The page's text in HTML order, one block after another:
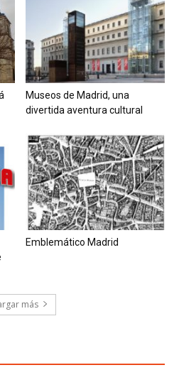
Museos de Madrid, una
divertida aventura cultural
Emblemático Madrid
más